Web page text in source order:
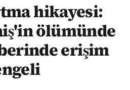
hikayesi:
ölümünde
erişim